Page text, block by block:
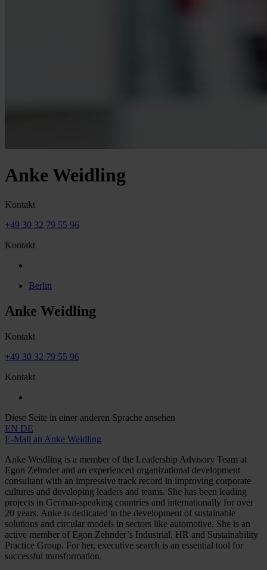
Anke Weidling
Kontakt
+49 30 32 79 55 96
Kontakt
Berlin
Anke Weidling
Kontakt
+49 30 32 79 55 96
Kontakt
Diese Seite in einer anderen Sprache ansehen
EN DE
E-Mail an Anke Weidling
Anke Weidling is a member of the Leadership Advisory Team at
Egon Zehnder and an experienced organizational development
consultant with an impressive track record in improving corporate
cultures and developing leaders and teams. She has been leading
projects in German-speaking countries and internationally for over
20 years. Anke is dedicated to the development of sustainable
solutions and circular models in sectors like automotive. She is an
active member of Egon Zehnder’s Industrial, HR and Sustainability
Practice Group. For her, executive search is an essential tool for
successful transformation.